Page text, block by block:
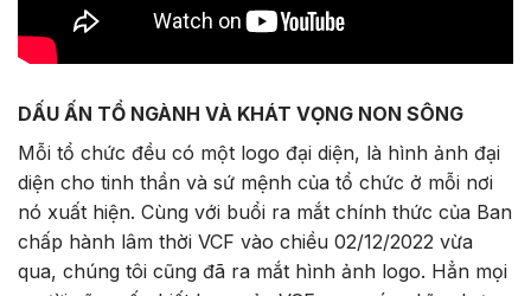
DẤU ẤN TỔ NGÀNH VÀ KHÁT VỌNG NON SÔNG
Mỗi tổ chức đều có một logo đại diện, là hình ảnh đại
diện cho tinh thần và sứ mệnh của tổ chức ở mỗi nơi
nó xuất hiện. Cùng với buổi ra mắt chính thức của Ban
chấp hành lâm thời VCF vào chiều 02/12/2022 vừa
qua, chúng tôi cũng đã ra mắt hình ảnh logo. Hẳn mọi